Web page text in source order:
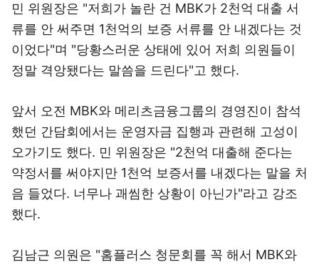
민 위원장은 "저희가 놀란 건 MBK가 2천억 대출 서
류를 안 써주면 1천억의 보증 서류를 안 내겠다는 것
이었다"며 "당황스러운 상태에 있어 저희 의원들이
정말 격앙됐다는 말씀을 드린다"고 했다.
앞서 오전 MBK와 메리츠금융그룹의 경영진이 참석
했던 간담회에서는 운영자금 집행과 관련해 고성이
오가기도 했다. 민 위원장은 "2천억 대출해 준다는
약정서를 써야지만 1천억 보증서를 내겠다는 말을 처
음 들었다. 너무나 괘씸한 상황이 아닌가"라고 강조
했다.
김남근 의원은 "홈플러스 청문회를 꼭 해서 MBK와